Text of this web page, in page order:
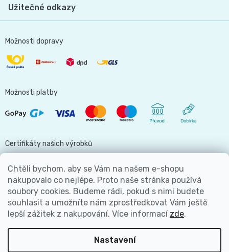
Chtěli bychom, aby se Vám na našem e-shopu
nakupovalo co nejlépe. Proto naše stránka používá
soubory cookies. Budeme rádi, pokud s nimi budete
souhlasit a umožníte nám zprostředkovat Vám ještě
lepší zážitek z nakupování. Více informací zde.
Nastavení
Užitečné odkazy
Možnosti dopravy
Možnosti platby
Certifikáty našich výrobků
Jsme hlavní partnerem